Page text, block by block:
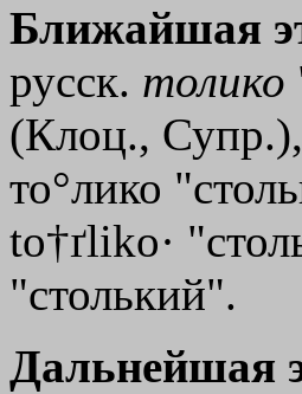
Ближайшая
русск. толико
(Клоц., Супр.),
то°лико
to†ґliko·
"столький".
Дальнейшая